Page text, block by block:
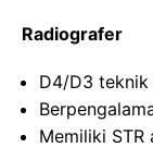
Radiografer
D4/D3 teknik
Memiliki STR